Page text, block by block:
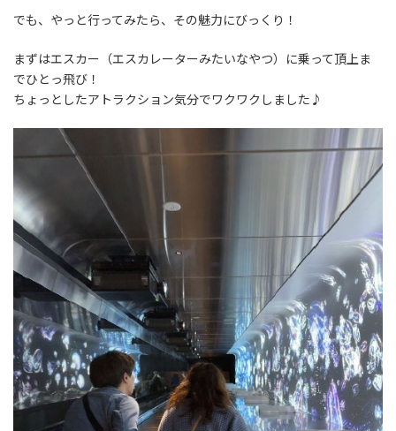
でも、やっと行ってみたら、その魅力にびっくり！
まずはエスカー（エスカレーターみたいなやつ）に乗って頂上ま
でひとっ飛び！
ちょっとしたアトラクション気分でワクワクしました♪